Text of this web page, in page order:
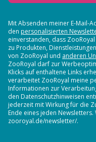
Mit Absenden meiner E-Mail-
den personalisierten
einverstanden, dass
zu Produkten,
von ZooRoyal und anderen
ZooRoyal darf zur
Klicks auf enthaltene Links
verarbeitet ZooRoyal meine
Informationen zur
den Datenschutzhinweisen
jederzeit mit Wirkung für die
Ende eines jeden
zooroyal.de/newsletter/.